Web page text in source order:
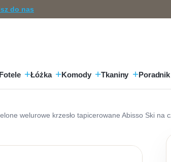
do nas
Fotele Łóżka Komody Tkaniny Poradnik
welurowe krzesło tapicerowane Abisso Ski na